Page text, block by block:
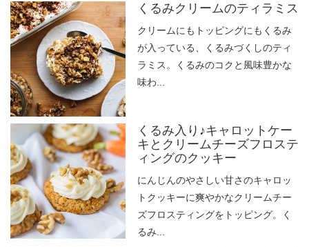
くるみクリームのティラミス
クリームにもトッピングにもくるみ
が入っている、くるみづくしのティ
ラミス。くるみのコクと風味豊かな
味わ...
くるみ入り♪キャロットケー
キとクリームチーズフロステ
ィングのクッキー
にんじんのやさしい甘さのキャロッ
トクッキーに爽やかなクリームチー
ズフロスティングをトッピング。く
るみ...